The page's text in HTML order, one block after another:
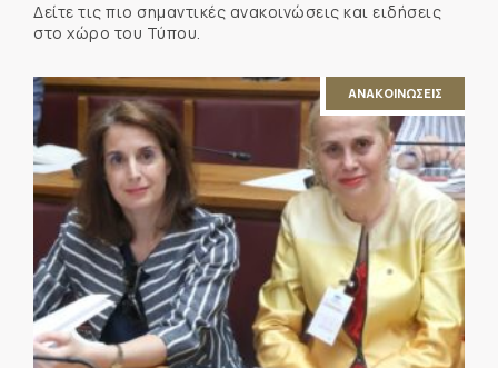
Δείτε τις πιο σημαντικές ανακοινώσεις και ειδήσεις
στο χώρο του Τύπου.
ΑΝΑΚΟΙΝΩΣΕΙΣ